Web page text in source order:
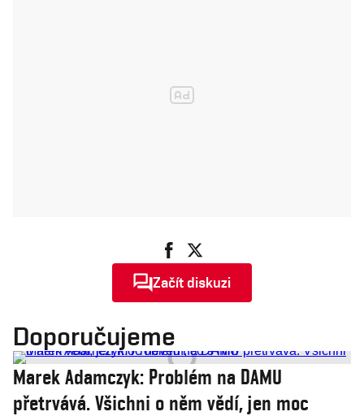
Začít diskuzi
Doporučujeme
Marek Adamczyk: Problém na DAMU
přetrvává. Všichni o něm vědí, jen moc